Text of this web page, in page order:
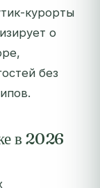
курорты
о
без
в 2026